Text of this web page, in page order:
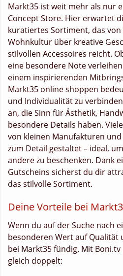
Markt35 ist weit mehr als nur
Concept Store. Hier erwartet
kuratiertes Sortiment, das
Wohnkultur über kreative
stilvollen Accessoires reicht.
eine besondere Note
einem inspirierenden
Markt35 online shoppen
und Individualität zu
an, die Sinn für Ästhetik,
besondere Details haben.
von kleinen Manufakturen
zum Detail gestaltet – ideal,
andere zu beschenken. Dank
Gutscheins sicherst du dir
das stilvolle Sortiment.
Deine Vorteile bei
Wenn du auf der Suche nach
besonderen Wert auf Qualität
bei Markt35 fündig. Mit
gleich doppelt: